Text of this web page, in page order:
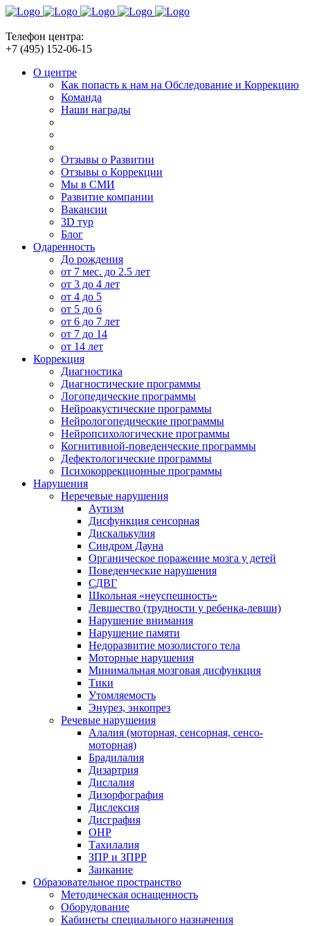
Телефон центра:
+7 (495) 152-06-15
О центре
Как попасть к нам на Обследование и Коррекцию
Команда
Наши награды
Отзывы о Развитии
Отзывы о Коррекции
Мы в СМИ
Развитие компании
Вакансии
3D тур
Блог
Одаренность
До рождения
от 7 мес. до 2.5 лет
от 3 до 4 лет
от 4 до 5
от 5 до 6
от 6 до 7 лет
от 7 до 14
от 14 лет
Коррекция
Диагностика
Диагностические программы
Логопедические программы
Нейроакустические программы
Нейрологопедические программы
Нейропсихологические программы
Когнитивной-поведенческие программы
Дефектологические программы
Психокоррекционные программы
Нарушения
Неречевые нарушения
Аутизм
Дисфункция сенсорная
Дискалькулия
Синдром Дауна
Органическое поражение мозга у детей
Поведенческие нарушения
СДВГ
Школьная «неуспешность»
Левшество (трудности у ребенка-левши)
Нарушение внимания
Нарушение памяти
Недоразвитие мозолистого тела
Моторные нарушения
Минимальная мозговая дисфункция
Тики
Утомляемость
Энурез, энкопрез
Речевые нарушения
Алалия (моторная, сенсорная, сенсо-
моторная)
Брадилалия
Дизартрия
Дислалия
Дизорфография
Дислексия
Дисграфия
ОНР
Тахилалия
ЗПР и ЗПРР
Заикание
Образовательное пространство
Методическая оснащенность
Оборудование
Кабинеты специального назначения